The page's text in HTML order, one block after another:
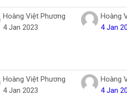
Hoàng Việt Phương
4 Jan 2023
Hoàng
4 Jan
Hoàng Việt Phương
4 Jan 2023
Hoàng
4 Jan